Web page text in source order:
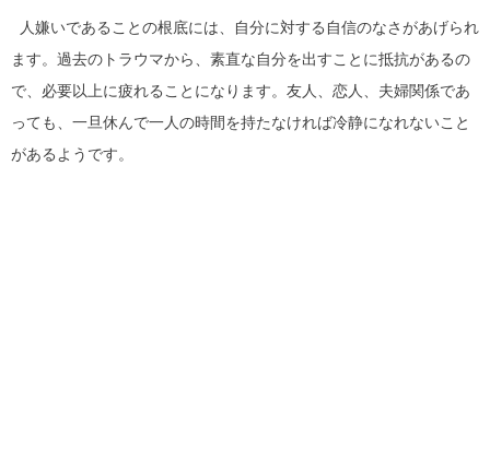
人嫌いであることの根底には、自分に対する自信のなさがあげられ
ます。過去のトラウマから、素直な自分を出すことに抵抗があるの
で、必要以上に疲れることになります。友人、恋人、夫婦関係であ
っても、一旦休んで一人の時間を持たなければ冷静になれないこと
があるようです。